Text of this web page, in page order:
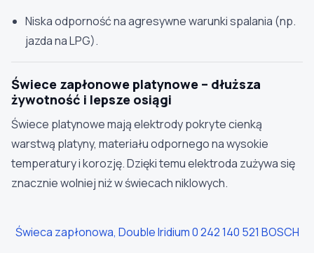
Niska odporność na agresywne warunki spalania (np.
jazda na LPG).
Świece zapłonowe platynowe – dłuższa
żywotność i lepsze osiągi
Świece platynowe mają elektrody pokryte cienką
warstwą platyny, materiału odpornego na wysokie
temperatury i korozję. Dzięki temu elektroda zużywa się
znacznie wolniej niż w świecach niklowych.
Świeca zapłonowa, Double Iridium 0 242 140 521 BOSCH